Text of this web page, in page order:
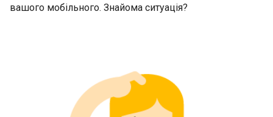
вашого мобільного. Знайома ситуація?